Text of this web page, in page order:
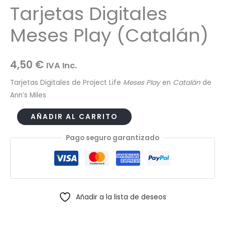
Tarjetas Digitales
Meses Play (Catalán)
4,50 € IVA Inc.
Tarjetas Digitales de Project Life Meses Playen Catalán de
Ann’s Miles
Tarjetas
Digitales
Meses
cantidad
AÑADIR AL CARRITO
Pago seguro garantizado
Añadir a la lista de deseos